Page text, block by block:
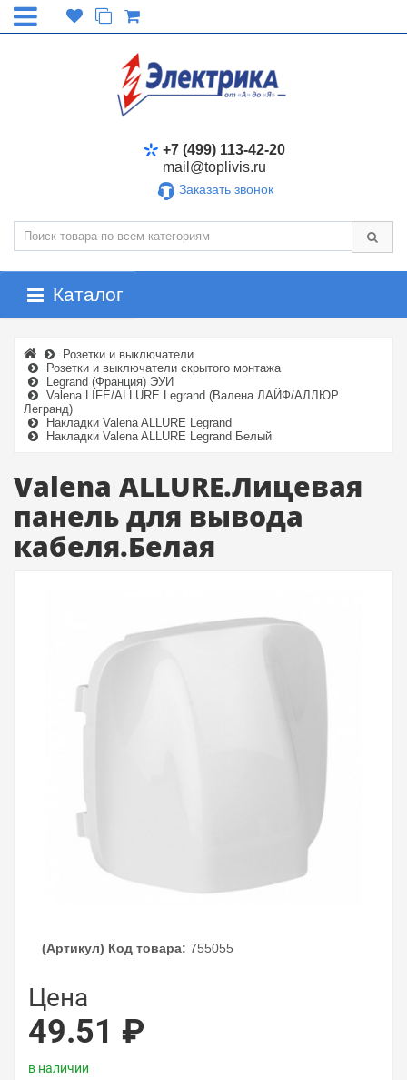
+7 (499) 113-42-20
mail@toplivis.ru
Заказать звонок
Каталог
Розетки и выключатели
Розетки и выключатели скрытого монтажа
Legrand (Франция) ЭУИ
Valena LIFE/ALLURE Legrand (Валена ЛАЙФ/АЛЛЮР
Легранд)
Накладки Valena ALLURE Legrand
Накладки Valena ALLURE Legrand Белый
Valena ALLURE.Лицевая
панель для вывода
кабеля.Белая
(Артикул) Код товара: 755055
Цена
49.51 ₽
в наличии